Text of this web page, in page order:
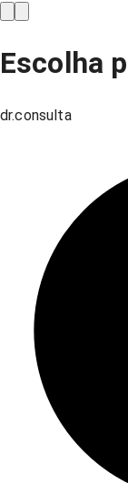
Escolha
dr.consulta